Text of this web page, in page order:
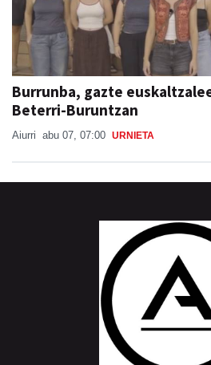
Burrunba, gazte
Beterri-Buruntzan
Aiurri abu 07, 07:00 URNIETA